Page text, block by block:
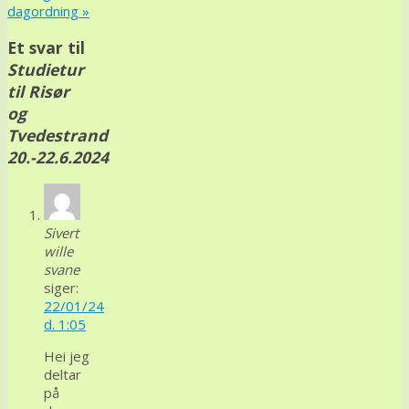
dagordning »
Et svar til
Studietur
til Risør
og
Tvedestrand
20.-22.6.2024
Sivert
wille
svane
siger:
22/01/24
d. 1:05
Hei jeg
deltar
på